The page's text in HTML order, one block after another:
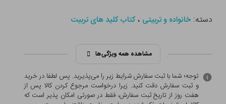
دسته:خانواده و تربیتی ،کتاب کلید های تربیت
مشاهده همه ویژگی‌ها
توجه؛ شما با ثبت سفارش شرایط زیر را می‌پذیرید. پس لطفا در خرید
و ثبت سفارش دقت کنید. زیرا درخواست مرجوع کردن کالا پس از
هفت روز از تاریخ ثبت سفارش، فقط در صورتی امکان پذیر است که